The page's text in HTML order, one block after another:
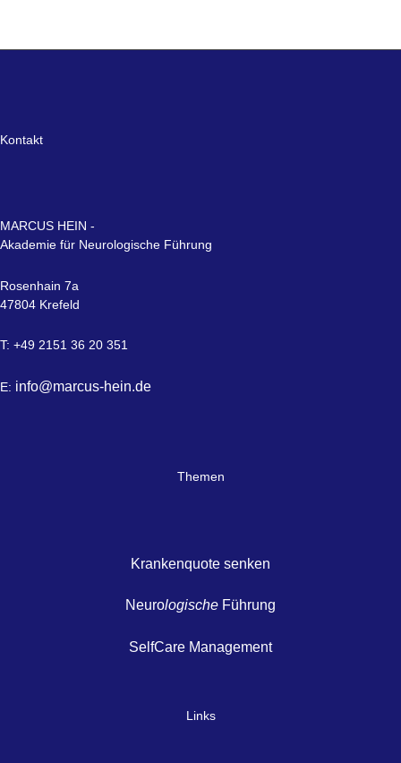
Kontakt
MARCUS HEIN -
Akademie für Neurologische Führung
Rosenhain 7a
47804 Krefeld
T: +49 2151 36 20 351
E: info@marcus-hein.de
Themen
Krankenquote senken
Neurologische Führung
SelfCare Management
Links